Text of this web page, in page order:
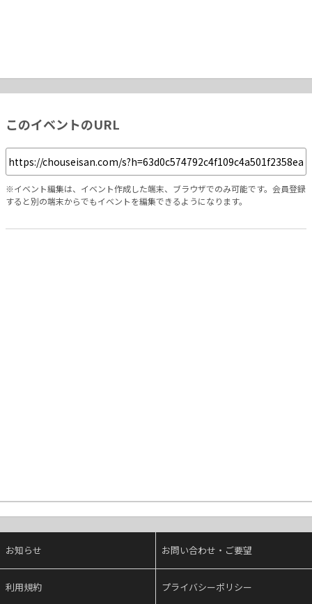
このイベントのURL
※イベント編集は、イベント作成した端末、ブラウザでのみ可能です。会員登録
すると別の端末からでもイベントを編集できるようになります。
お知らせ お問い合わせ・ご要望
利用規約 プライバシーポリシー